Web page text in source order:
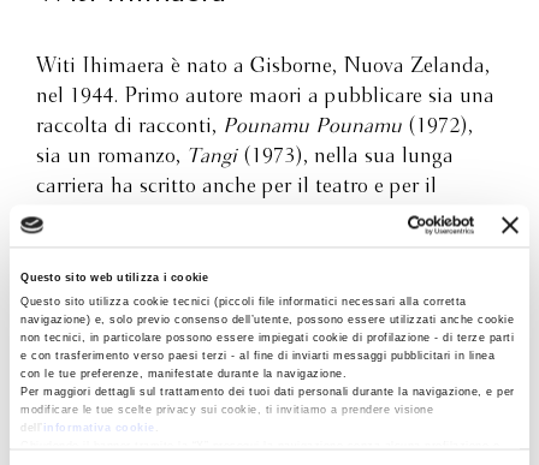
Questo sito web utilizza i cookie
Questo sito utilizza cookie tecnici (piccoli file informatici necessari alla corretta
navigazione) e, solo previo consenso dell’utente, possono essere utilizzati anche cookie
non tecnici, in particolare possono essere impiegati cookie di profilazione - di terze parti
e con trasferimento verso paesi terzi - al fine di inviarti messaggi pubblicitari in linea
con le tue preferenze, manifestate durante la navigazione.
Per maggiori dettagli sul trattamento dei tuoi dati personali durante la navigazione, e per
modificare le tue scelte privacy sui cookie, ti invitiamo a prendere visione
dell’
informativa cookie
Witi Ihimaera è nato a Gisborne, Nuova Zelanda,
nel 1944. Primo autore maori a pubblicare sia una
raccolta di racconti, Pounamu Pounamu (1972),
sia un romanzo, Tangi(1973), nella sua lunga
carriera ha scritto anche per il teatro e per il
cinema. Negli anni ha ottenuto molti
riconoscimenti, tra cui il NZ Prime Minister’s
Award for Literary Achievement, e nel 2017 in
Francia è stato nominato Cavaliere dell’ordine
delle Arti e delle Lettere.
Scopri di più